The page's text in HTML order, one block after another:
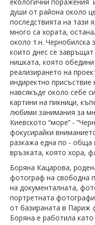
души от района около
последствията на тази
много са хората,
около т.н. Чернобилска
които днес се
нишката, която
реализирането на
индиректно
навсякъде около себе
картини на пикници,
любими занимания за
Киевското “море’’ -
фокусирайки
разкажа една по - обща
връзката, която хора,
Боряна Кацарова,
фотограф на свободна
на документалната,
портретната
от базираната в Париж
Боряна е работила